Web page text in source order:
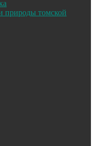
природы томской